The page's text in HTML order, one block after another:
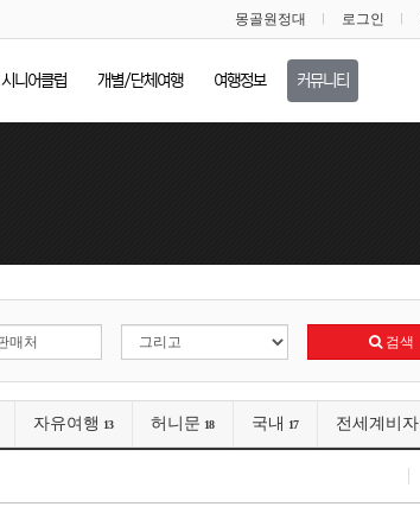
몽골원정대 로그인
시니어클럽 개별/단체여행 여행정보 커뮤니티
검색
자유여행 13 허니문 18 국내 17 전세계비자